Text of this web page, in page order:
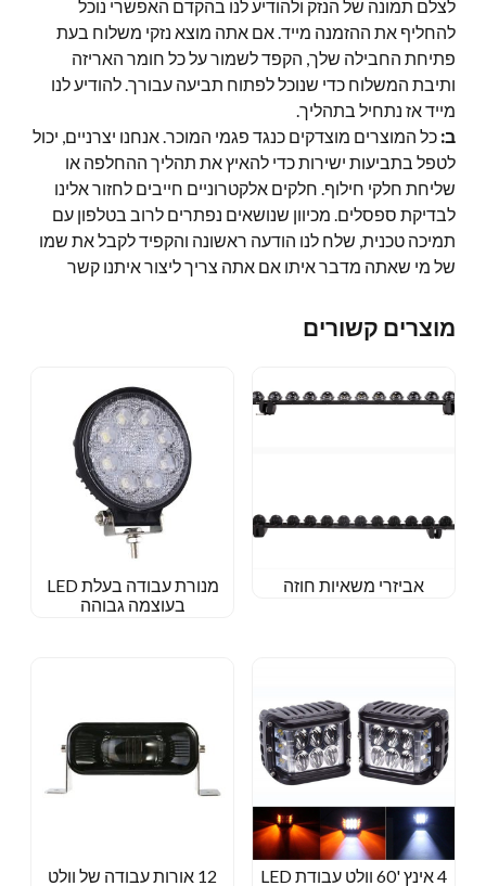
לצלם תמונה של הנזק ולהודיע ​​לנו בהקדם האפשרי נוכל
להחליף את ההזמנה מייד. אם אתה מוצא נזקי משלוח בעת
פתיחת החבילה שלך, הקפד לשמור על כל חומר האריזה
ותיבת המשלוח כדי שנוכל לפתוח תביעה עבורך. להודיע ​​לנו
מייד אז נתחיל בתהליך.
ב: כל המוצרים מוצדקים כנגד פגמי המוכר. אנחנו יצרניים, יכול
לטפל בתביעות ישירות כדי להאיץ את תהליך ההחלפה או
שליחת חלקי חילוף. חלקים אלקטרוניים חייבים לחזור אלינו
לבדיקת ספסלים. מכיוון שנושאים נפתרים לרוב בטלפון עם
תמיכה טכנית, שלח לנו הודעה ראשונה והקפיד לקבל את שמו
של מי שאתה מדבר איתו אם אתה צריך ליצור איתנו קשר
מוצרים קשורים
מנורת עבודה בעלת LED
בעוצמה גבוהה
אביזרי משאיות חוזה
12 אורות עבודה של וולט
4 אינץ '60 וולט עבודת LED